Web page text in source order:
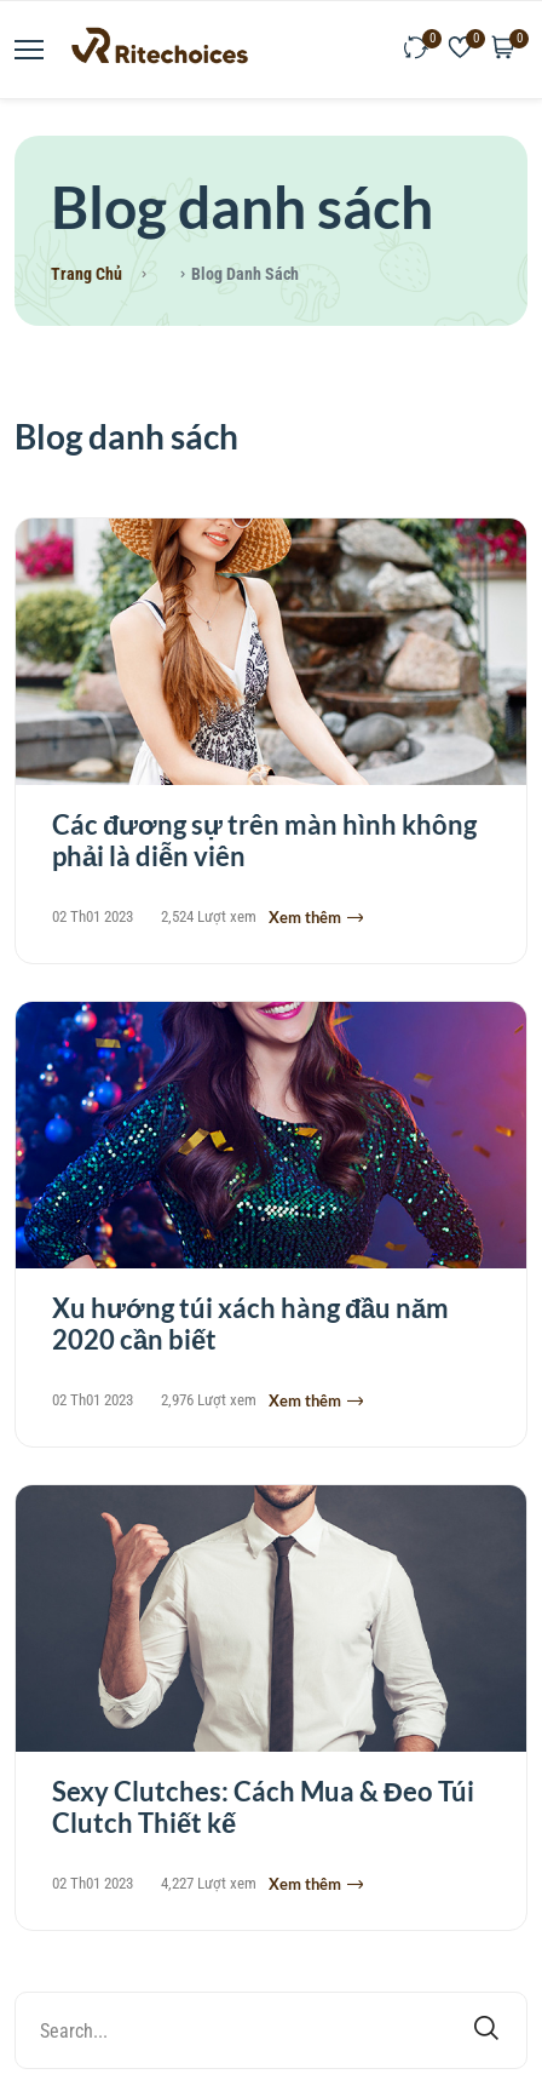
0 0 0
Blog danh sách
Trang Chủ Blog Danh Sách
Blog danh sách
Các đương sự trên màn hình không
phải là diễn viên
02 Th01 2023 2,524 Lượt xem Xem thêm
Xu hướng túi xách hàng đầu năm
2020 cần biết
02 Th01 2023 2,976 Lượt xem Xem thêm
Sexy Clutches: Cách Mua & Đeo Túi
Clutch Thiết kế
02 Th01 2023 4,227 Lượt xem Xem thêm